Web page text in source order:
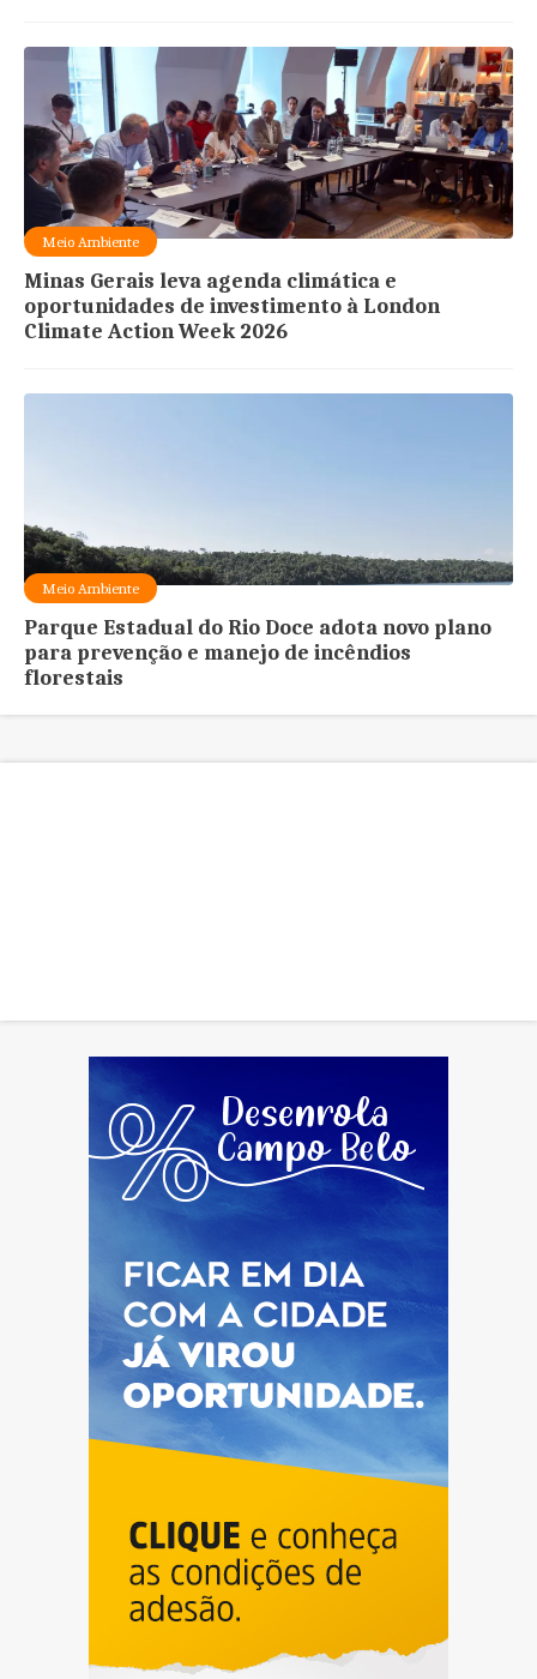
Meio Ambiente
Minas Gerais leva agenda climática e
oportunidades de investimento à London
Climate Action Week 2026
Meio Ambiente
Parque Estadual do Rio Doce adota novo plano
para prevenção e manejo de incêndios
florestais